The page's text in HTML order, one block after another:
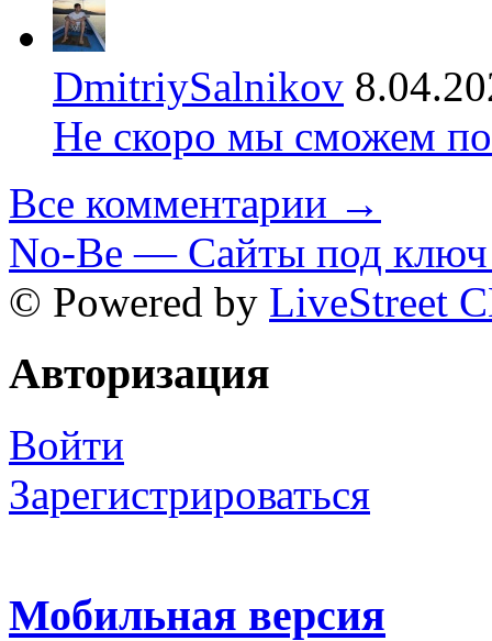
DmitriySalnikov
Не скоро мы сможем
Все комментарии →
No-Be — Сайты под ключ
© Powered by LiveStreet
Авторизация
Войти
Зарегистрироваться
Мобильная версия